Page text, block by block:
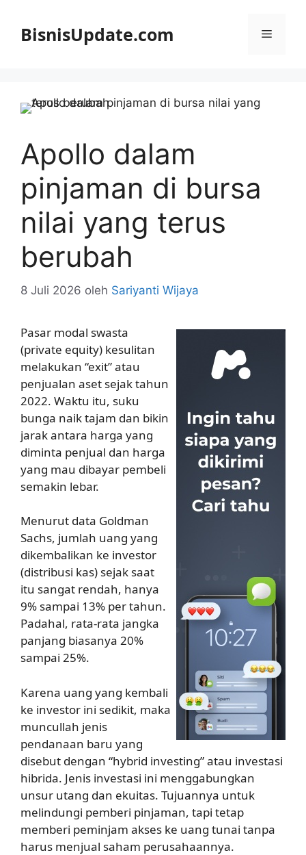
BisnisUpdate.com Menu
Apollo dalam
pinjaman di bursa
nilai yang terus
berubah
8 Juli 2026 oleh Sariyanti Wijaya
Pasar modal swasta
(private equity) kesulitan
melakukan “exit” atau
penjualan aset sejak tahun
2022. Waktu itu, suku
bunga naik tajam dan bikin
jarak antara harga yang
diminta penjual dan harga
yang mau dibayar pembeli
semakin lebar.
Menurut data Goldman
Sachs, jumlah uang yang
dikembalikan ke investor
(distribusi kas) sejak saat
itu sangat rendah, hanya
9% sampai 13% per tahun.
Padahal, rata-rata jangka
panjang biasanya 20%
sampai 25%.
Karena uang yang kembali
ke investor ini sedikit, maka
muncullah jenis
pendanaan baru yang
disebut dengan “hybrid investing” atau investasi
hibrida. Jenis investasi ini menggabungkan
unsur utang dan ekuitas. Tujuannya untuk
melindungi pemberi pinjaman, tapi tetap
memberi peminjam akses ke uang tunai tanpa
harus menjual saham perusahaannya.